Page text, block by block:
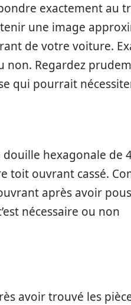
exactement au
une image
de votre voiture.
non. Regardez
qui pourrait
douille hexagonale de
ouvrant cassé.
après avoir
nécessaire ou non
avoir trouvé les